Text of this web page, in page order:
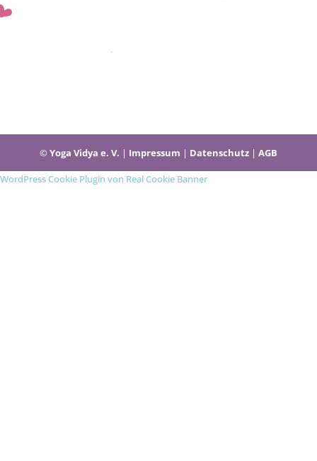
©Yoga Vidya e. V. | Impressum | Datenschutz| AGB
WordPress Cookie Plugin von Real Cookie Banner